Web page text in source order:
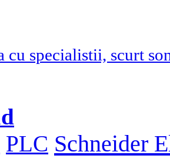
cu specialistii, scurt
PLC Schneider